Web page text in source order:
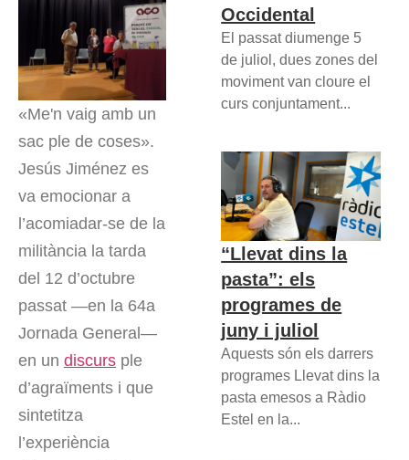
«Me'n vaig amb un
sac ple de coses».
Jesús Jiménez es
va emocionar a
l’acomiadar-se de la
militància la tarda
del 12 d’octubre
passat —en la 64a
Jornada General—
en un discurs ple
d’agraïments i que
sintetitza
l’experiència
Occidental
El passat diumenge 5
de juliol, dues zones del
moviment van cloure el
curs conjuntament...
“Llevat dins la
pasta”: els
programes de
juny i juliol
Aquests són els darrers
programes Llevat dins la
pasta emesos a Ràdio
Estel en la...